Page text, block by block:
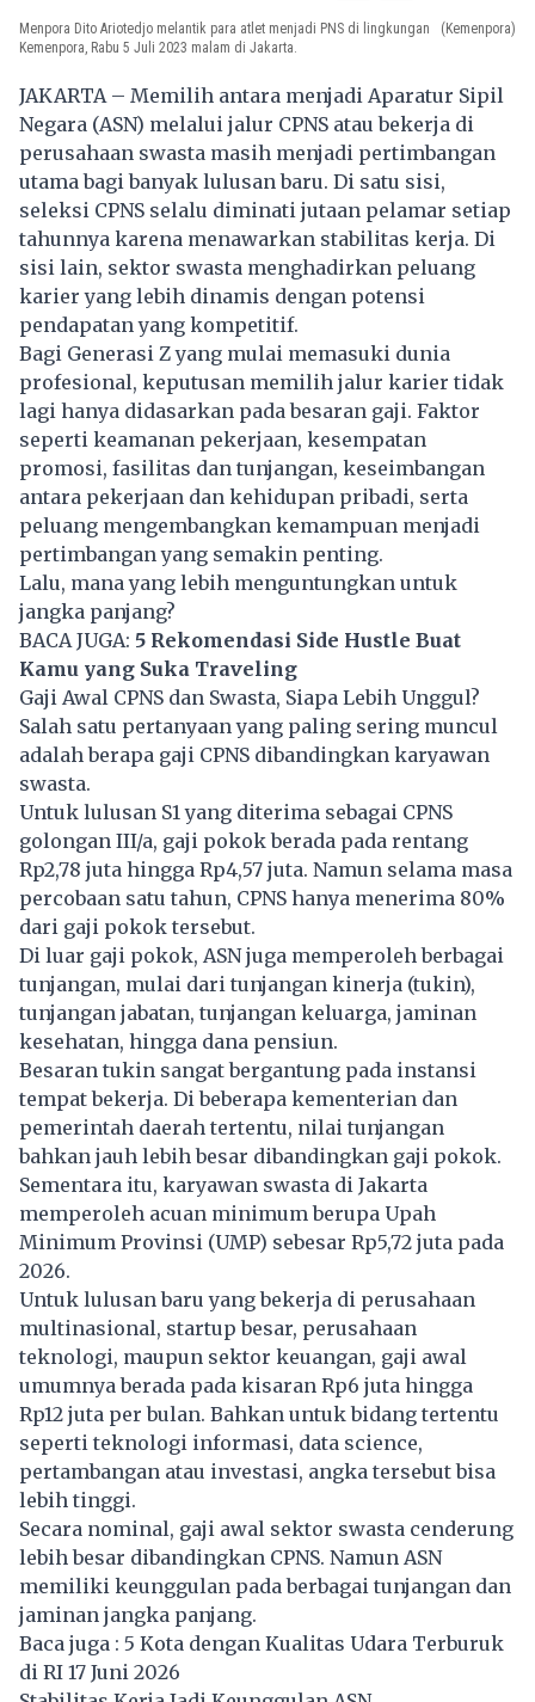
Menpora Dito Ariotedjo melantik para atlet menjadi PNS di lingkungan
Kemenpora, Rabu 5 Juli 2023 malam di Jakarta.
(Kemenpora)
JAKARTA – Memilih antara menjadi Aparatur Sipil
Negara (ASN) melalui jalur CPNS atau bekerja di
perusahaan swasta masih menjadi pertimbangan
utama bagi banyak lulusan baru. Di satu sisi,
seleksi CPNS selalu diminati jutaan pelamar setiap
tahunnya karena menawarkan stabilitas kerja. Di
sisi lain, sektor swasta menghadirkan peluang
karier yang lebih dinamis dengan potensi
pendapatan yang kompetitif.
Bagi Generasi Z yang mulai memasuki dunia
profesional, keputusan memilih jalur karier tidak
lagi hanya didasarkan pada besaran gaji. Faktor
seperti keamanan pekerjaan, kesempatan
promosi, fasilitas dan tunjangan, keseimbangan
antara pekerjaan dan kehidupan pribadi, serta
peluang mengembangkan kemampuan menjadi
pertimbangan yang semakin penting.
Lalu, mana yang lebih menguntungkan untuk
jangka panjang?
BACA JUGA: 5 Rekomendasi Side Hustle Buat
Kamu yang Suka Traveling
Gaji Awal CPNS dan Swasta, Siapa Lebih Unggul?
Salah satu pertanyaan yang paling sering muncul
adalah berapa gaji CPNS dibandingkan karyawan
swasta.
Untuk lulusan S1 yang diterima sebagai CPNS
golongan III/a, gaji pokok berada pada rentang
Rp2,78 juta hingga Rp4,57 juta. Namun selama masa
percobaan satu tahun, CPNS hanya menerima 80%
dari gaji pokok tersebut.
Di luar gaji pokok, ASN juga memperoleh berbagai
tunjangan, mulai dari tunjangan kinerja (tukin),
tunjangan jabatan, tunjangan keluarga, jaminan
kesehatan, hingga dana pensiun.
Besaran tukin sangat bergantung pada instansi
tempat bekerja. Di beberapa kementerian dan
pemerintah daerah tertentu, nilai tunjangan
bahkan jauh lebih besar dibandingkan gaji pokok.
Sementara itu, karyawan swasta di Jakarta
memperoleh acuan minimum berupa Upah
Minimum Provinsi (UMP) sebesar Rp5,72 juta pada
2026.
Untuk lulusan baru yang bekerja di perusahaan
multinasional, startup besar, perusahaan
teknologi, maupun sektor keuangan, gaji awal
umumnya berada pada kisaran Rp6 juta hingga
Rp12 juta per bulan. Bahkan untuk bidang tertentu
seperti teknologi informasi, data science,
pertambangan atau investasi, angka tersebut bisa
lebih tinggi.
Secara nominal, gaji awal sektor swasta cenderung
lebih besar dibandingkan CPNS. Namun ASN
memiliki keunggulan pada berbagai tunjangan dan
jaminan jangka panjang.
Baca juga : 5 Kota dengan Kualitas Udara Terburuk
di RI 17 Juni 2026